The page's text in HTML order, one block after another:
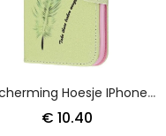
Bescherming Hoesje IPhone 11 Telefoonhoesje Leer Veren Vliegen
€ 10.40